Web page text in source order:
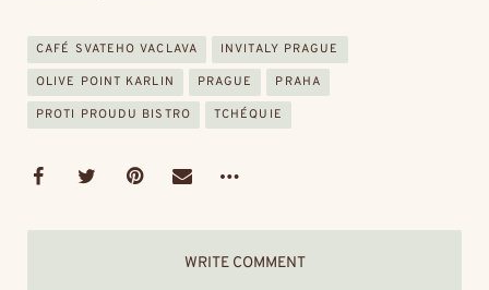
CAFÉ SVATEHO VACLAVA INVITALY PRAGUE
OLIVE POINT KARLIN PRAGUE PRAHA
PROTI PROUDU BISTRO TCHÉQUIE
WRITE COMMENT